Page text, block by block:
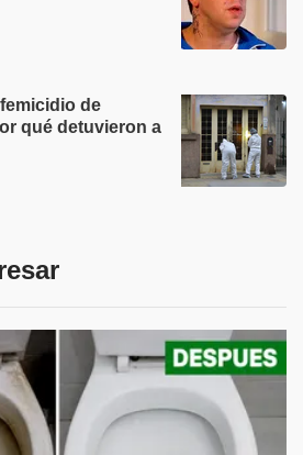
de
qué detuvieron a